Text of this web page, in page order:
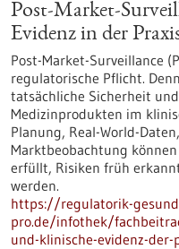
Post-Market-
Evidenz in der
Post-Market-Surveillance
regulatorische Pflicht.
tatsächliche Sicherheit
Medizinprodukten im
Planung, Real-World-
Marktbeobachtung
erfüllt, Risiken früh
werden.
https://regulatorik-
pro.de/infothek/
und-klinische-evidenz-der-